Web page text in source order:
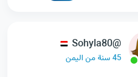
Sohyla80@
45 سنة من اليمن